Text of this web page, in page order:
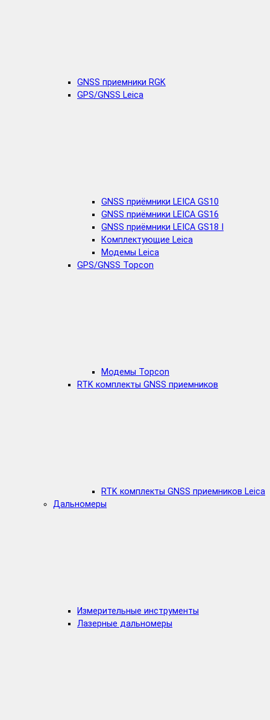
GNSS приемники RGK
GPS/GNSS Leica
GNSS приёмники LEICA GS10
GNSS приёмники LEICA GS16
GNSS приёмники LEICA GS18 I
Комплектующие Leica
Модемы Leica
GPS/GNSS Topcon
Модемы Topcon
RTK комплекты GNSS приемников
RTK комплекты GNSS приемников Leica
Дальномеры
Измерительные инструменты
Лазерные дальномеры